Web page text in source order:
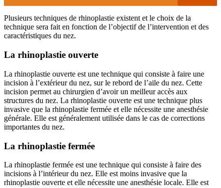
Plusieurs techniques de rhinoplastie existent et le choix de la
technique sera fait en fonction de l’objectif de l’intervention et des
caractéristiques du nez.
La rhinoplastie ouverte
La rhinoplastie ouverte est une technique qui consiste à faire une
incision à l’extérieur du nez, sur le rebord de l’aile du nez. Cette
incision permet au chirurgien d’avoir un meilleur accès aux
structures du nez. La rhinoplastie ouverte est une technique plus
invasive que la rhinoplastie fermée et elle nécessite une anesthésie
générale. Elle est généralement utilisée dans le cas de corrections
importantes du nez.
La rhinoplastie fermée
La rhinoplastie fermée est une technique qui consiste à faire des
incisions à l’intérieur du nez. Elle est moins invasive que la
rhinoplastie ouverte et elle nécessite une anesthésie locale. Elle est